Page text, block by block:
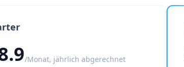
/Monat, jährlich abgerechnet